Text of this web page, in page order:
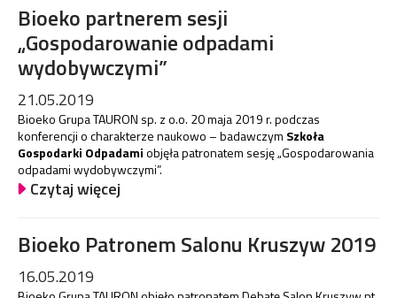
Bioeko partnerem sesji
„Gospodarowanie odpadami
wydobywczymi”
21.05.2019
Bioeko Grupa TAURON sp. z o.o. 20 maja 2019 r. podczas
konferencji o charakterze naukowo – badawczym Szkoła
Gospodarki Odpadamiobjęła patronatem sesję „Gospodarowania
odpadami wydobywczymi”.
Czytaj więcej
Bioeko Patronem Salonu Kruszyw 2019
16.05.2019